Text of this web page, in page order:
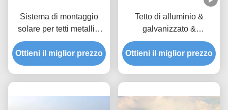
Sistema di montaggio
solare per tetti metallici
per progetti commerciali e
industriali
Ottieni il miglior prezzo
Tetto di alluminio &
galvanizzato &
inossidabile anodizzato
del pannello solare delle
mattonelle che monta i
Ottieni il miglior prezzo